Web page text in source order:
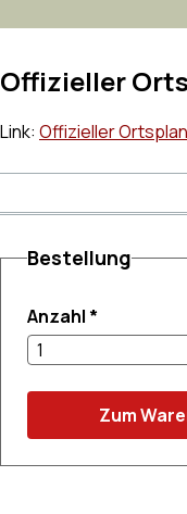
Offizieller
Link: Offizieller
Bestellung
Anzahl *
Zum